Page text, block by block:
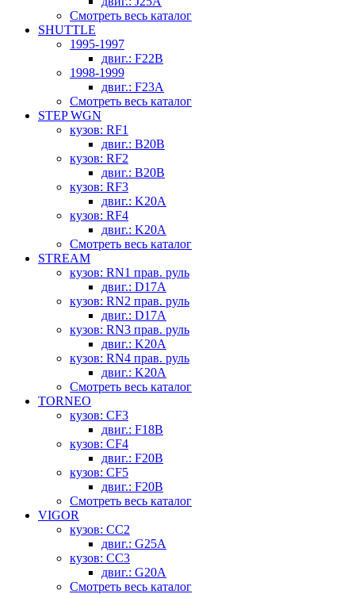
Смотреть весь каталог
SHUTTLE
1995-1997
двиг.: F22B
1998-1999
двиг.: F23A
Смотреть весь каталог
STEP WGN
кузов: RF1
двиг.: B20B
кузов: RF2
двиг.: B20B
кузов: RF3
двиг.: K20A
кузов: RF4
двиг.: K20A
Смотреть весь каталог
STREAM
кузов: RN1 прав. руль
двиг.: D17A
кузов: RN2 прав. руль
двиг.: D17A
кузов: RN3 прав. руль
двиг.: K20A
кузов: RN4 прав. руль
двиг.: K20A
Смотреть весь каталог
TORNEO
кузов: CF3
двиг.: F18B
кузов: CF4
двиг.: F20B
кузов: CF5
двиг.: F20B
Смотреть весь каталог
VIGOR
кузов: CC2
двиг.: G25A
кузов: CC3
двиг.: G20A
Смотреть весь каталог